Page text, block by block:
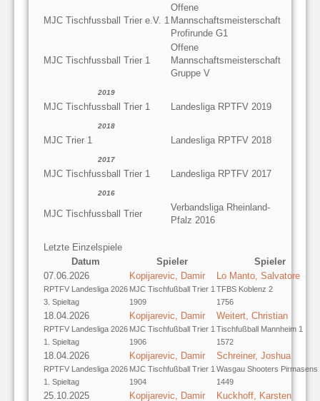
MJC Tischfussball Trier e.V. 1
Offene
Mannschaftsmeisterschaft
Profirunde G1
MJC Tischfussball Trier 1
Offene
Mannschaftsmeisterschaft
Gruppe V
2019
MJC Tischfussball Trier 1 Landesliga RPTFV 2019
2018
MJC Trier 1 Landesliga RPTFV 2018
2017
MJC Tischfussball Trier 1 Landesliga RPTFV 2017
2016
MJC Tischfussball Trier
Verbandsliga Rheinland-
Pfalz 2016
Letzte Einzelspiele
Datum
Spieler
Spieler
07.06.2026
RPTFV Landesliga 2026
3. Spieltag
Kopijarevic, Damir
MJC Tischfußball Trier 1
1909
Lo Manto, Salvatore
TFBS Koblenz 2
1756
18.04.2026
RPTFV Landesliga 2026
1. Spieltag
Kopijarevic, Damir
MJC Tischfußball Trier 1
1906
Weitert, Christian
Tischfußball Mannheim 1
1572
18.04.2026
RPTFV Landesliga 2026
1. Spieltag
Kopijarevic, Damir
MJC Tischfußball Trier 1
1904
Schreiner, Joshua
Wasgau Shooters Pirmasens
1449
25.10.2025 Kopijarevic, Damir Kuckhoff, Karsten